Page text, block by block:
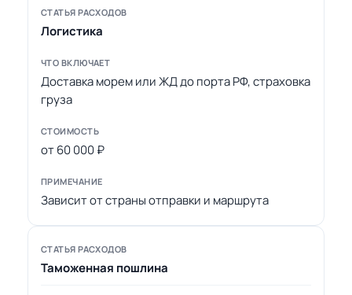
Логистика
Доставка морем или ЖД до порта РФ, страховка
груза
от 60 000 ₽
Зависит от страны отправки и маршрута
Таможенная пошлина